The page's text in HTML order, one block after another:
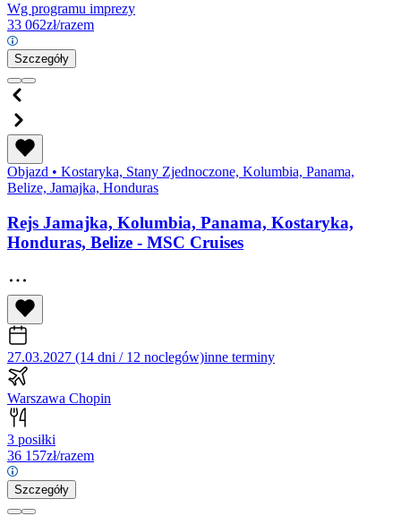
Wg programu imprezy
33 062zł/razem
Szczegóły
Objazd • Kostaryka, Stany Zjednoczone, Kolumbia, Panama,
Belize, Jamajka, Honduras
Rejs Jamajka, Kolumbia, Panama, Kostaryka,
Honduras, Belize - MSC Cruises
27.03.2027 (14 dni / 12 noclegów)inne terminy
Warszawa Chopin
3 posiłki
36 157zł/razem
Szczegóły